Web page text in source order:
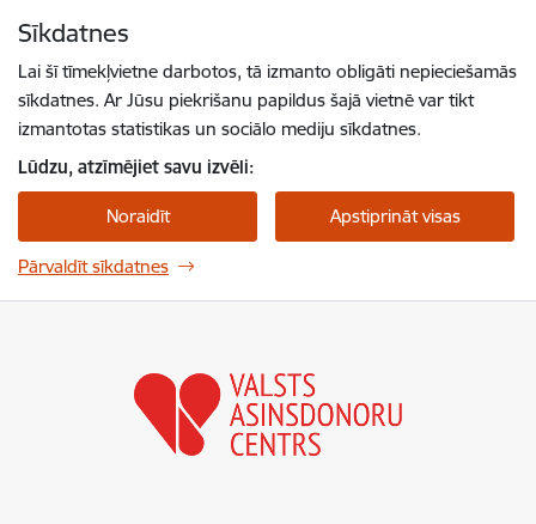
Sīkdatnes
Lai šī tīmekļvietne darbotos, tā izmanto obligāti nepieciešamās
sīkdatnes. Ar Jūsu piekrišanu papildus šajā vietnē var tikt
izmantotas statistikas un sociālo mediju sīkdatnes.
Lūdzu, atzīmējiet savu izvēli:
Noraidīt Apstiprināt visas
Pārvaldīt sīkdatnes